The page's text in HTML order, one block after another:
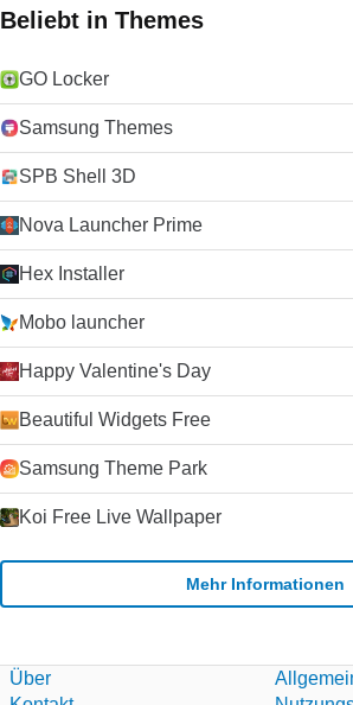
Beliebt in Themes
GO Locker
Samsung Themes
SPB Shell 3D
Nova Launcher Prime
Hex Installer
Mobo launcher
Happy Valentine's Day
Beautiful Widgets Free
Samsung Theme Park
Koi Free Live Wallpaper
Mehr Informationen
Über